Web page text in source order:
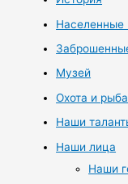
Населенные
Музей
Охота и
Наши
Наши лица
Наши